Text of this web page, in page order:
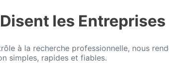
les Entreprises
à la recherche professionnelle, nous
simples, rapides et fiables.